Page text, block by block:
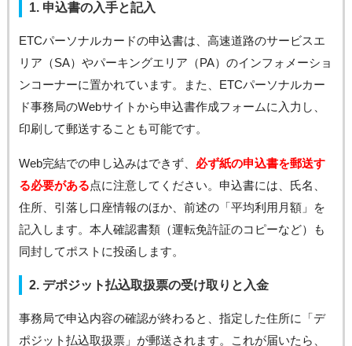
1. 申込書の入手と記入
ETCパーソナルカードの申込書は、高速道路のサービスエ
リア（SA）やパーキングエリア（PA）のインフォメーショ
ンコーナーに置かれています。また、ETCパーソナルカー
ド事務局のWebサイトから申込書作成フォームに入力し、
印刷して郵送することも可能です。
Web完結での申し込みはできず、 必ず紙の申込書を郵送す
る必要がある点に注意してください。申込書には、氏名、
住所、引落し口座情報のほか、前述の「平均利用月額」を
記入します。本人確認書類（運転免許証のコピーなど）も
同封してポストに投函します。
2. デポジット払込取扱票の受け取りと入金
事務局で申込内容の確認が終わると、指定した住所に「デ
ポジット払込取扱票」が郵送されます。これが届いたら、